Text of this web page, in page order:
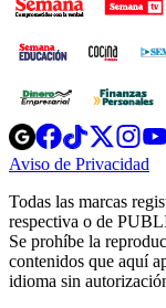
Opens
in
new
Opens
in
new
Opens
in
new
window
new
Aviso de Privacidad
Todas las marcas
respectiva o de
Se prohíbe la
contenidos que aquí
idioma sin